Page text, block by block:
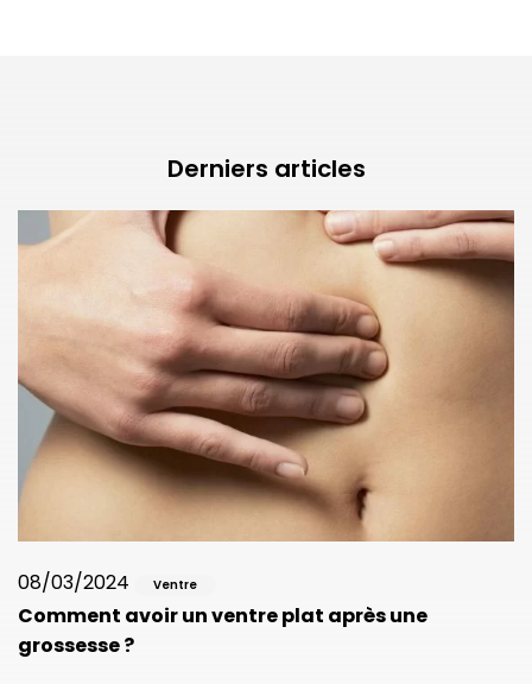
Derniers articles
08/03/2024 Ventre
Comment avoir un ventre plat après une
grossesse ?